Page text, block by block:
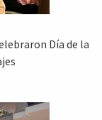
Día de la